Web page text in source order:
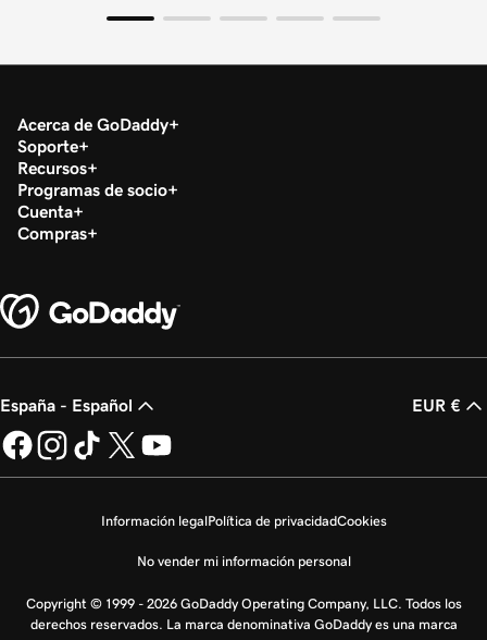
Acerca de GoDaddy
Soporte
Recursos
Programas de socio
Cuenta
Compras
España - Español EUR €
Información legalPolítica de privacidadCookies
No vender mi información personal
Copyright © 1999 - 2026 GoDaddy Operating Company, LLC. Todos los
derechos reservados. La marca denominativa GoDaddy es una marca